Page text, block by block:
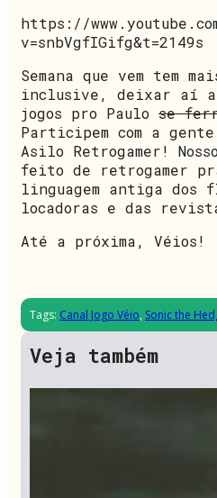
https://
v=snbVgfIGifg&t=2149s
Semana que vem tem
inclusive, deixar aí as
jogos pro Paulo se
Participem com a
Asilo Retrogamer!
feito de retrogamer
linguagem antiga dos
locadoras e das
Até a próxima, Véios!
Tags: Canal Jogo Véio, Sonic the
Veja também